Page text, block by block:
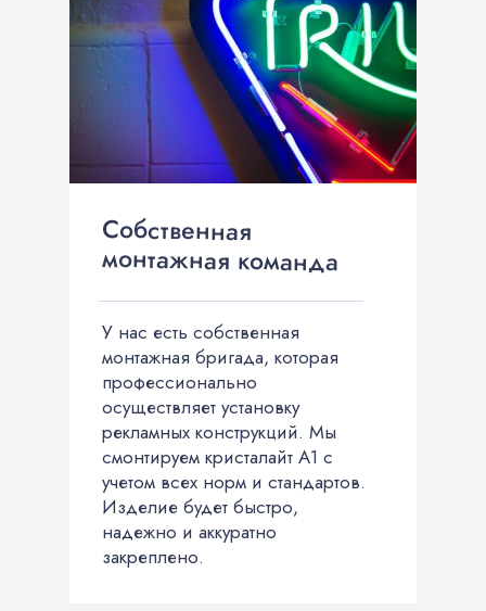
У нас есть собственная
монтажная бригада, которая
профессионально
осуществляет установку
рекламных конструкций. Мы
смонтируем кристалайт А1 с
учетом всех норм и стандартов.
Изделие будет быстро,
надежно и аккуратно
закреплено.
Собственная
монтажная команда